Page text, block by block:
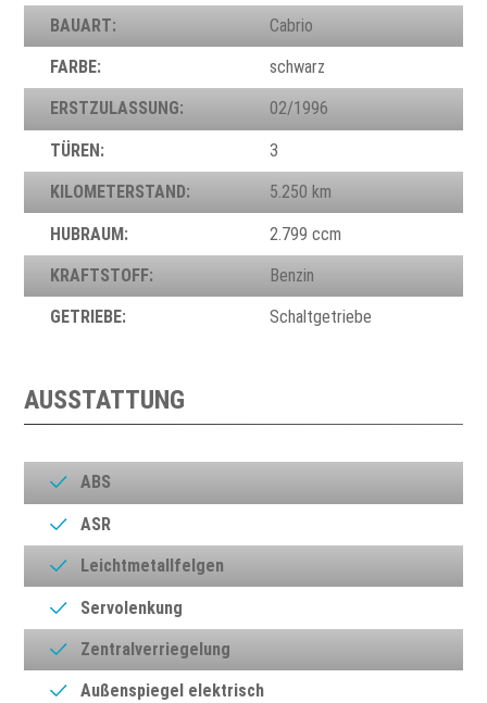
BAUART: Cabrio
FARBE: schwarz
ERSTZULASSUNG: 02/1996
TÜREN: 3
KILOMETERSTAND: 5.250 km
HUBRAUM: 2.799 ccm
KRAFTSTOFF: Benzin
GETRIEBE: Schaltgetriebe
AUSSTATTUNG
ABS
ASR
Leichtmetallfelgen
Servolenkung
Zentralverriegelung
Außenspiegel elektrisch